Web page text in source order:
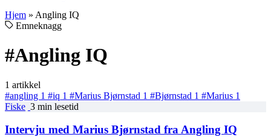
Hjem » Angling IQ
Emneknagg
#Angling IQ
1 artikkel
#angling 1 #iq 1 #Marius Bjørnstad 1 #Bjørnstad 1 #Marius 1
Fiske 3 min lesetid
Intervju med Marius Bjørnstad fra Angling IQ